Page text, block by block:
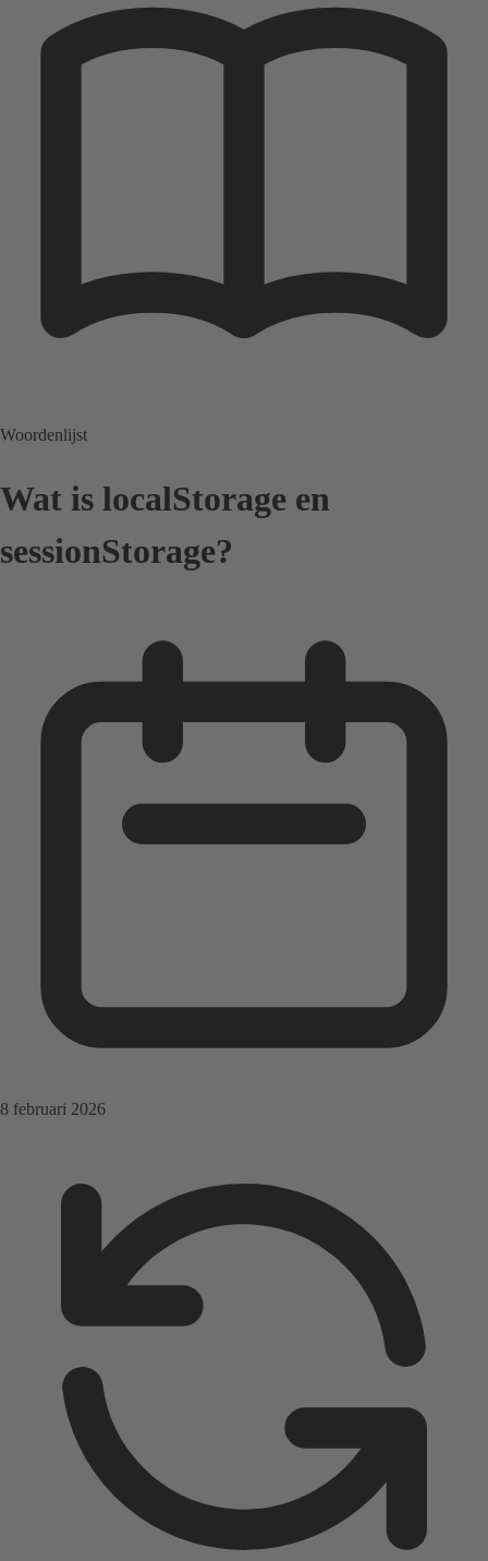
Woordenlijst
Wat is localStorage en
sessionStorage?
8 februari 2026